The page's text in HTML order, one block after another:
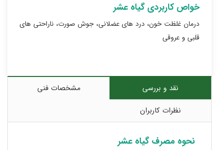
خواص کاربردی گیاه عشر
درمان غلظت خون، درد های عضلانی، جوش صورت، ناراحتی های
قلبی و عروقی
نقد و بررسی
مشخصات فنی
نظرات کاربران
نحوه مصرف گیاه عشر